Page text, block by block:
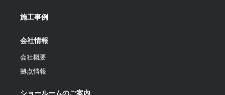
施工事例
会社情報
会社概要
拠点情報
ショールームのご案内